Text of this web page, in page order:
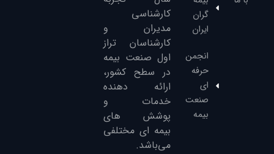
گران
ایران
انجمن
حرفه
ای
صنعت
کارشناسی
مدیران و
کارشناسان تراز
‌اول صنعت بیمه
در سطح کشور،
ارائه دهنده
خدمات و
پوشش های
بیمه ای مختلفی
می‌باشد.